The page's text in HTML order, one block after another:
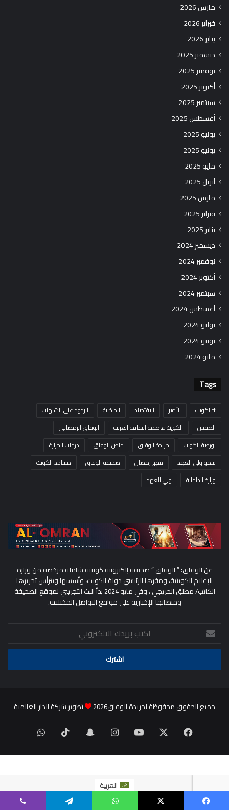
مارس 2026
فبراير 2026
يناير 2026
ديسمبر 2025
نوفمبر 2025
أكتوبر 2025
سبتمبر 2025
أغسطس 2025
يوليو 2025
يونيو 2025
مايو 2025
أبريل 2025
مارس 2025
فبراير 2025
يناير 2025
ديسمبر 2024
نوفمبر 2024
أكتوبر 2024
سبتمبر 2024
أغسطس 2024
يوليو 2024
يونيو 2024
مايو 2024
Tags
#الكويت الأمير الاقتصاد الداخلية
الردود على الشبهات
الطقس
الكويت عاصمة الثقافة العربية
الوفاق الرمضاني
بورصة الكويت
جريدة الوفاق خاص الوفاق
درجات الحرارة
سمو ولي العهد
شهر رمضان صحيفة الوفاق
مساجد الكويت
وزارة الداخلية
ولي العهد
عن الوفاق: ” الوفاق ” صحيفة إلكترونية كويتية شاملة مرخصة من وزارة
الإعلام الكويتية، ومقرها الرئيسي دولة الكويت، وأسسها ويترأس تحريرها
الكاتب/ مطلق الحريجي ، وفي مايو 2024 بدأ البث التجريبي لموقع الصحيفة
ومنصاتها الإخبارية على مواقع التواصل المختلفة.
اكتب
بريدك
الالكتروني
جميع الحقوق محفوظة لجريدة الوفاق2026 تطوير شركة الدار العالمية
فيسبوك ‫YouTubeانستقرامسناب
تشات
‫TikTokواتساب
العربية